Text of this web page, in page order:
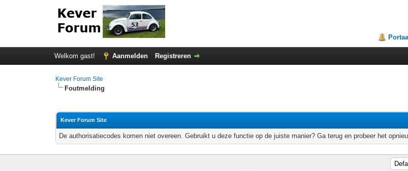
Welkom gast! Aanmelden Registreren
Kever Forum Site
Foutmelding
Kever Forum Site
De authorisatiecodes komen niet overeen. Gebruikt u deze functie op de juiste manier? Ga terug en probeer het